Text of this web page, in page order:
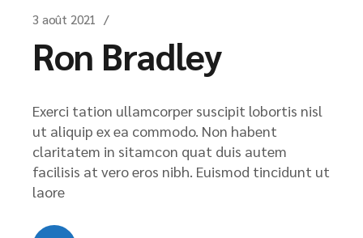
3 août 2021
Ron Bradley
Exerci tation ullamcorper suscipit lobortis nisl
ut aliquip ex ea commodo. Non habent
claritatem in sitamcon quat duis autem
facilisis at vero eros nibh. Euismod tincidunt ut
laore